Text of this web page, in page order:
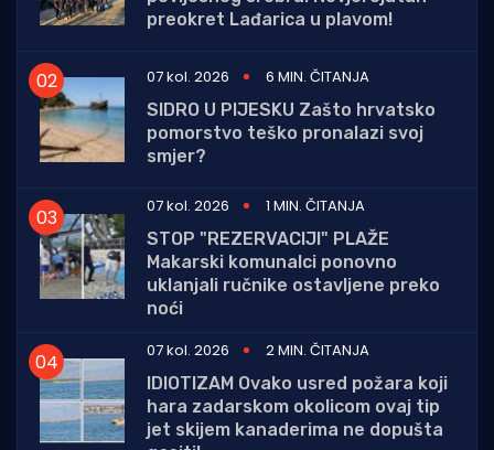
preokret Lađarica u plavom!
07 kol. 2026
6 MIN. ČITANJA
SIDRO U PIJESKU Zašto hrvatsko
pomorstvo teško pronalazi svoj
smjer?
07 kol. 2026
1 MIN. ČITANJA
STOP "REZERVACIJI" PLAŽE
Makarski komunalci ponovno
uklanjali ručnike ostavljene preko
noći
07 kol. 2026
2 MIN. ČITANJA
IDIOTIZAM Ovako usred požara koji
hara zadarskom okolicom ovaj tip
jet skijem kanaderima ne dopušta